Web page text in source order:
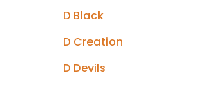
D Black
D Creation
D Devils